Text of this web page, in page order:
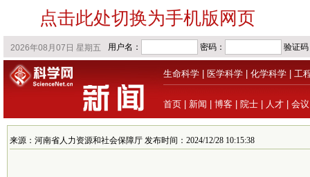
点击此处切换为手机版网页
生命科学 医学科学 化学科学 工
首页 新闻 博客 院士 人才 会议
来源：河南省人力资源和社会保障厅 发布时间：2024/12/28 10:15:38